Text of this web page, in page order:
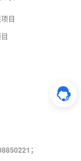
目
；